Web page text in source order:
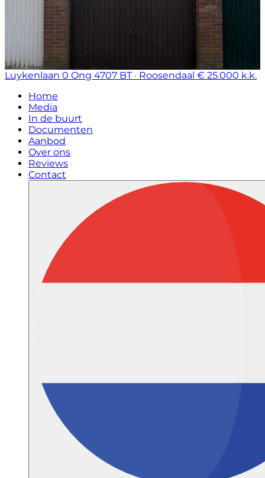
Luykenlaan 0 Ong 4707 BT · Roosendaal € 25.000 k.k.
Home
Media
In de buurt
Documenten
Aanbod
Over ons
Reviews
Contact